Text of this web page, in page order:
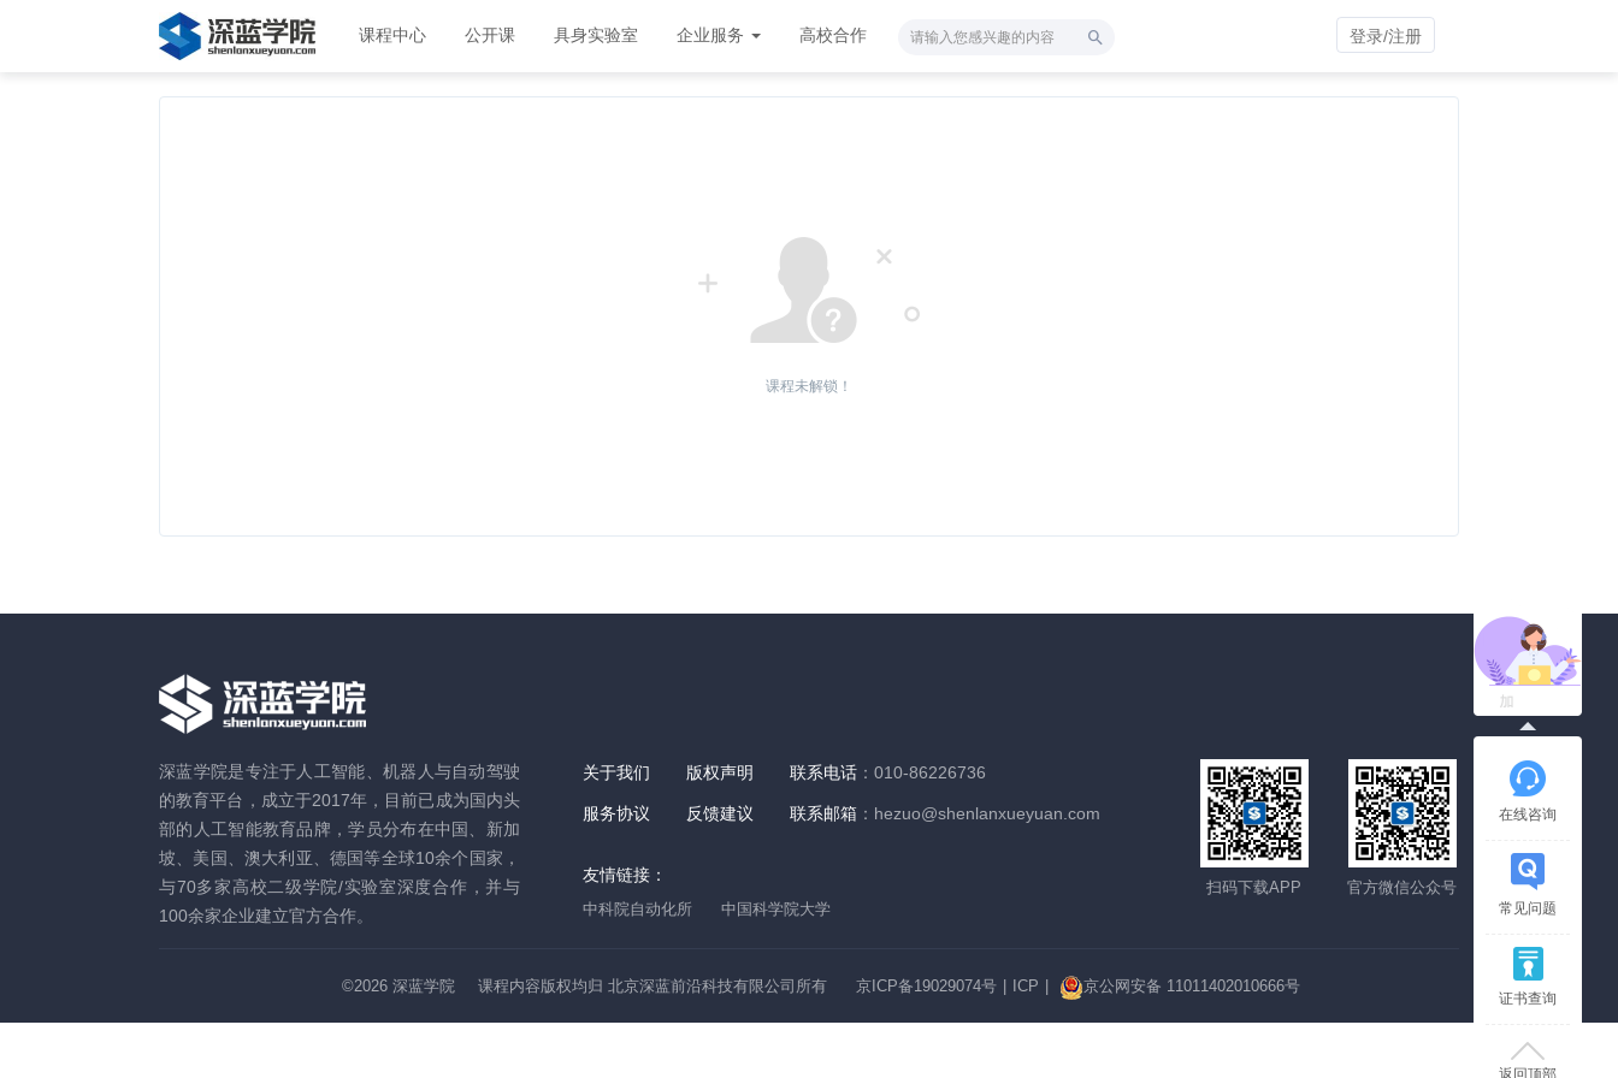
课程中心 公开课 具身实验室 企业服务 高校合作 登录/注册
课程未解锁！
深蓝学院是专注于人工智能、机器人与自动驾驶
的教育平台，成立于2017年，目前已成为国内头
部的人工智能教育品牌，学员分布在中国、新加
坡、美国、澳大利亚、德国等全球10余个国家，
与70多家高校二级学院/实验室深度合作，并与
100余家企业建立官方合作。
关于我们 版权声明 联系电话 ：010-86226736
服务协议 反馈建议 联系邮箱 ：hezuo@shenlanxueyuan.com
友情链接：
中科院自动化所 中国科学院大学
官方微信公众号
扫码下载APP
©2026 深蓝学院 课程内容版权均归 北京深蓝前沿科技有限公司所有 京ICP备19029074号 ICP 京公网安备 11011402010666号
在线咨询
常见问题
证书查询
返回顶部